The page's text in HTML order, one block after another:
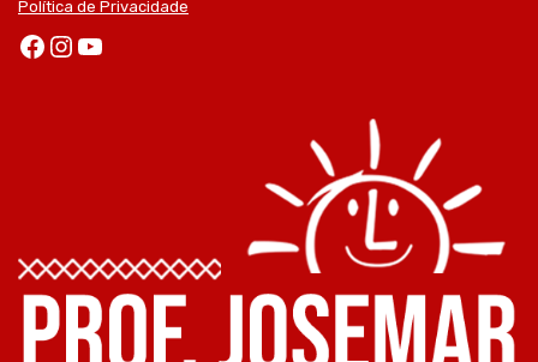
Política de Privacidade
Facebook Instagram Youtube